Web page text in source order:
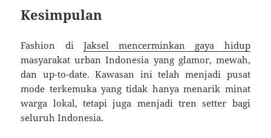
Kesimpulan
Fashion di Jaksel mencerminkan gaya hidup
masyarakat urban Indonesia yang glamor, mewah,
dan up-to-date. Kawasan ini telah menjadi pusat
mode terkemuka yang tidak hanya menarik minat
warga lokal, tetapi juga menjadi tren setter bagi
seluruh Indonesia.